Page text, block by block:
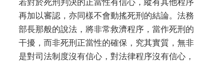
若對於死刑判決的正當性有信心，縱有其他程序
再加以審認，亦同樣不會動搖死刑的結論。法務
部長那般的說法，將非常救濟程序，當作死刑的
干擾，而非死刑正當性的確保，究其實質，無非
是對司法制度沒有信心，對法律程序沒有信心，